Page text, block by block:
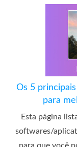
Os 5
para
Esta página
softwares/
para que você